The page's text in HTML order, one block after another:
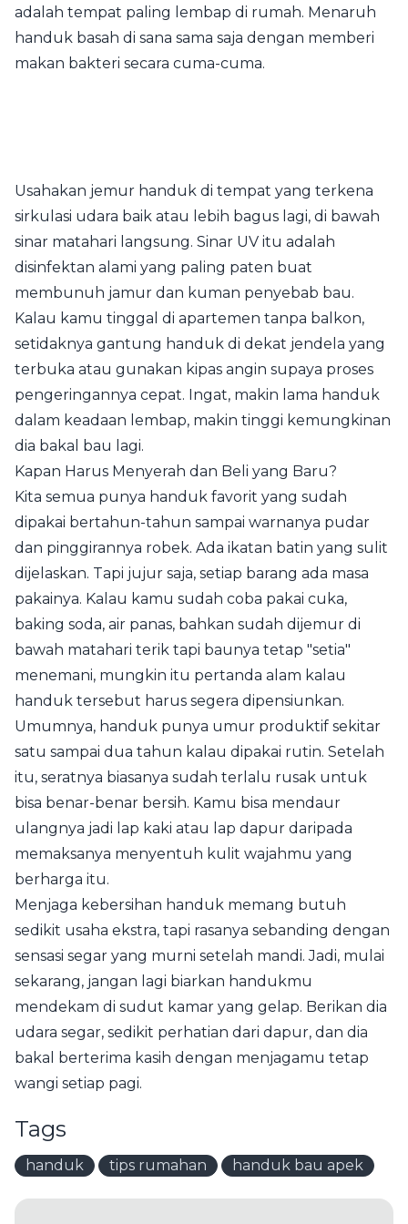
adalah tempat paling lembap di rumah. Menaruh
handuk basah di sana sama saja dengan memberi
makan bakteri secara cuma-cuma.
Usahakan jemur handuk di tempat yang terkena
sirkulasi udara baik atau lebih bagus lagi, di bawah
sinar matahari langsung. Sinar UV itu adalah
disinfektan alami yang paling paten buat
membunuh jamur dan kuman penyebab bau.
Kalau kamu tinggal di apartemen tanpa balkon,
setidaknya gantung handuk di dekat jendela yang
terbuka atau gunakan kipas angin supaya proses
pengeringannya cepat. Ingat, makin lama handuk
dalam keadaan lembap, makin tinggi kemungkinan
dia bakal bau lagi.
Kapan Harus Menyerah dan Beli yang Baru?
Kita semua punya handuk favorit yang sudah
dipakai bertahun-tahun sampai warnanya pudar
dan pinggirannya robek. Ada ikatan batin yang sulit
dijelaskan. Tapi jujur saja, setiap barang ada masa
pakainya. Kalau kamu sudah coba pakai cuka,
baking soda, air panas, bahkan sudah dijemur di
bawah matahari terik tapi baunya tetap "setia"
menemani, mungkin itu pertanda alam kalau
handuk tersebut harus segera dipensiunkan.
Umumnya, handuk punya umur produktif sekitar
satu sampai dua tahun kalau dipakai rutin. Setelah
itu, seratnya biasanya sudah terlalu rusak untuk
bisa benar-benar bersih. Kamu bisa mendaur
ulangnya jadi lap kaki atau lap dapur daripada
memaksanya menyentuh kulit wajahmu yang
berharga itu.
Menjaga kebersihan handuk memang butuh
sedikit usaha ekstra, tapi rasanya sebanding dengan
sensasi segar yang murni setelah mandi. Jadi, mulai
sekarang, jangan lagi biarkan handukmu
mendekam di sudut kamar yang gelap. Berikan dia
udara segar, sedikit perhatian dari dapur, dan dia
bakal berterima kasih dengan menjagamu tetap
wangi setiap pagi.
Tags
handuk tips rumahan handuk bau apek